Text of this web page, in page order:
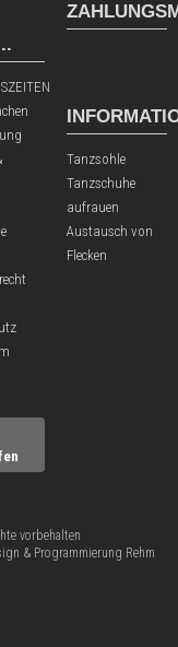
Tanzsohle
Tanzschuhe
aufrauen
Austausch von
Flecken
vorbehalten
& Programmierung Rehm